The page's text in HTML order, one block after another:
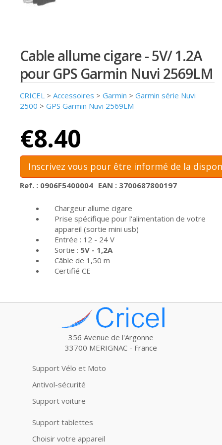
Cable allume cigare - 5V/ 1.2A
pour GPS Garmin Nuvi 2569LM
CRICEL > Accessoires > Garmin > Garmin série Nuvi
2500 > GPS Garmin Nuvi 2569LM
€8.40
Inscrivez vous pour être informé de la
Ref. : 0906F5400004 EAN : 3700687800197
Chargeur allume cigare
Prise spécifique pour l'alimentation de votre
appareil (sortie mini usb)
Entrée : 12 - 24 V
Sortie : 5V - 1,2A
Câble de 1,50 m
Certifié CE
356 Avenue de l'Argonne
33700 MERIGNAC - France
Support Vélo et Moto
Antivol-sécurité
Support voiture
Support tablettes
Choisir votre appareil